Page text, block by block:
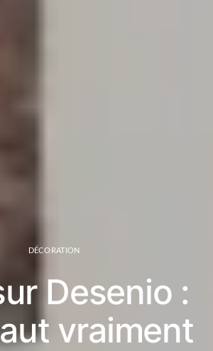
DÉCORATION
Desenio :
vraiment